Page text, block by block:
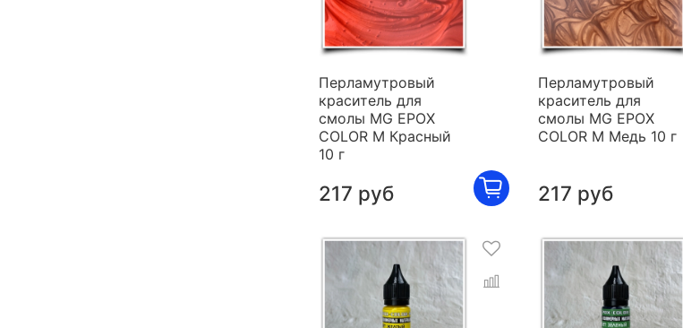
Перламутровый
краситель для
смолы MG EPOX
COLOR M Красный
10 г
217 руб
Перламутровый
краситель для
смолы MG EPOX
COLOR M Медь 10 г
217 руб